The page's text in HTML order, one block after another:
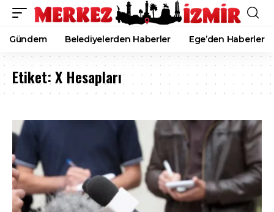
Gündem Belediyelerden Haberler Ege’den Haberler
Etiket:X Hesapları